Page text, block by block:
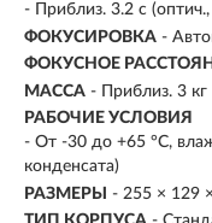
- Приблиз. 3.2 с (оптич.,
ФОКУСИРОВКА -
ФОКУСНОЕ
МАССА - Приблиз. 3 кг
РАБОЧИЕ УСЛОВИЯ
- От -30 до +65 °C,
конденсата)
РАЗМЕРЫ
- 255 × 129